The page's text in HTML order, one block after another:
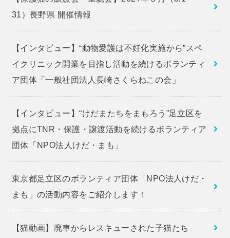
31）長野県 開催情報
【インタビュー】“動物愛護は不妊化実施から”スペ
イクリニック開業を目指し活動を続けるボランティ
ア団体「一般社団法人長崎さくらねこの会」
【インタビュー】“けだまたちをまもろう”足立区を
拠点にTNR・保護・譲渡活動を続けるボランティア
団体「NPO法人けだ・まも」
東京都足立区のボランティア団体「NPO法人けだ・
まも」の活動内容をご紹介します！
【猫動画】廃車からレスキューされた子猫たち